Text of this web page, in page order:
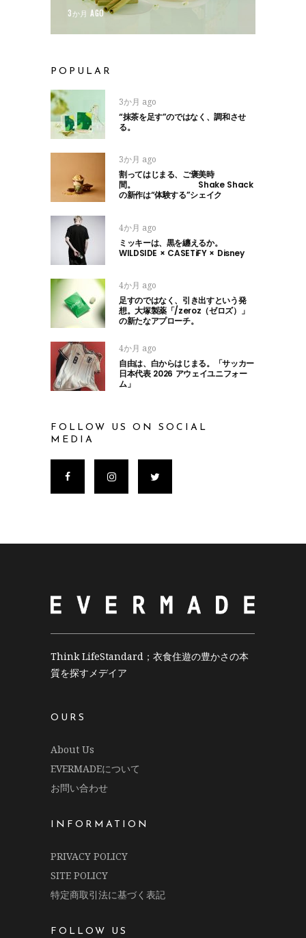
3か月 AGO
POPULAR
3か月 ago
“抹茶を足す”のではなく、調和させ
る。
3か月 ago
割ってはじまる、ご褒美時
間。 Shake Shack
の新作は“体験する”シェイク
4か月 ago
ミッキーは、黒を纏えるか。
WILDSIDE × CASETiFY × Disney
4か月 ago
足すのではなく、引き出すという発
想。大塚製薬「/zeroz（ゼロズ）」
の新たなアプローチ。
4か月 ago
自由は、白からはじまる。「サッカー
日本代表 2026 アウェイユニフォー
ム」
FOLLOW US ON SOCIAL
MEDIA
Think LifeStandard；衣食住遊の豊かさの本
質を探すメデイア
OURS
About Us
EVERMADEについて
お問い合わせ
INFORMATION
PRIVACY POLICY
SITE POLICY
特定商取引法に基づく表記
FOLLOW US